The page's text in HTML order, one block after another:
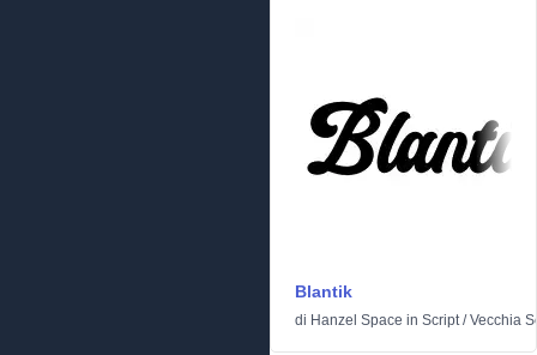
Blantik
di Hanzel Space in Script/Vecchia